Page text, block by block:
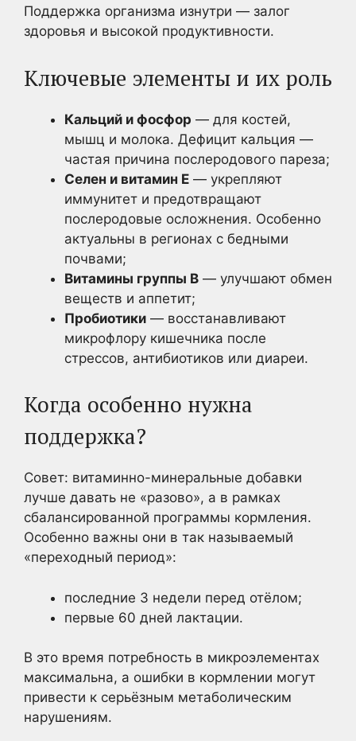
Поддержка организма изнутри — залог
здоровья и высокой продуктивности.
Ключевые элементы и их роль
Кальций и фосфор — для костей,
мышц и молока. Дефицит кальция —
частая причина послеродового пареза;
Селен и витамин Е — укрепляют
иммунитет и предотвращают
послеродовые осложнения. Особенно
актуальны в регионах с бедными
почвами;
Витамины группы B — улучшают обмен
веществ и аппетит;
Пробиотики — восстанавливают
микрофлору кишечника после
стрессов, антибиотиков или диареи.
Когда особенно нужна
поддержка?
Совет: витаминно-минеральные добавки
лучше давать не «разово», а в рамках
сбалансированной программы кормления.
Особенно важны они в так называемый
«переходный период»:
последние 3 недели перед отёлом;
первые 60 дней лактации.
В это время потребность в микроэлементах
максимальна, а ошибки в кормлении могут
привести к серьёзным метаболическим
нарушениям.